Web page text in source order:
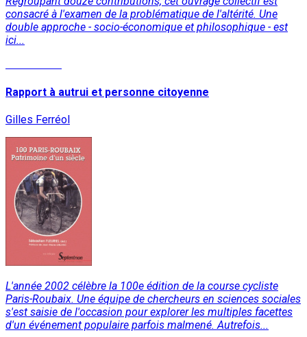
consacré à l'examen de la problématique de l'altérité. Une
double approche - socio-économique et philosophique - est
ici...
Rapport à autrui et personne citoyenne
Gilles Ferréol
L'année 2002 célèbre la 100e édition de la course cycliste
Paris-Roubaix. Une équipe de chercheurs en sciences sociales
s'est saisie de l'occasion pour explorer les multiples facettes
d'un événement populaire parfois malmené. Autrefois...